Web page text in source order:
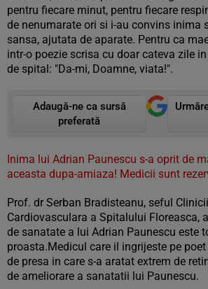
pentru fiecare minut, pentru fiecare
de nenumarate ori si i-au convins inima
sansa, ajutata de aparate. Pentru ca
intr-o poezie scrisa cu doar cateva zile
de spital: "Da-mi, Doamne, viata!".
Adaugă-ne ca sursă
preferată
Inima lui Adrian Paunescu s-a oprit de
aceasta dupa-amiaza! Medicii sunt
Prof. dr Serban Bradisteanu, seful
Cardiovasculara a Spitalului Floreasca,
de sanatate a lui Adrian Paunescu este
proasta.Medicul care il ingrijeste pe
de presa in care s-a aratat extrem de
de ameliorare a sanatatii lui Paunescu.